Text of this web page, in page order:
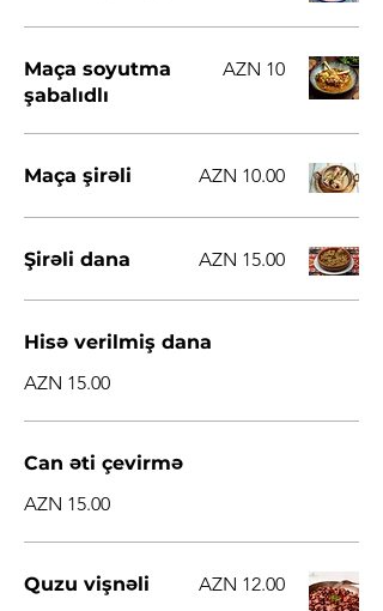
Maça soyutma
şabalıdlı
AZN 10
Maça şirəli AZN 10.00
Şirəli dana AZN 15.00
Hisə verilmiş dana
AZN 15.00
Can əti çevirmə
AZN 15.00
Quzu vişnəli AZN 12.00